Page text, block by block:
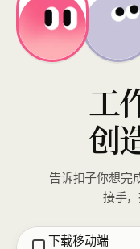
工
创
告诉扣子你想完
接手
下载移动端